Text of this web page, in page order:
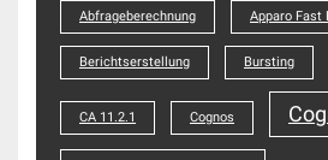
Abfrageberechnung Apparo Fast
Berichtserstellung Bursting
CA 11.2.1 Cognos